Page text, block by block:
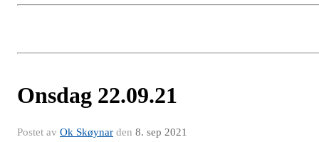
Onsdag 22.09.21
Postet av Ok Skøynar den 8. sep 2021